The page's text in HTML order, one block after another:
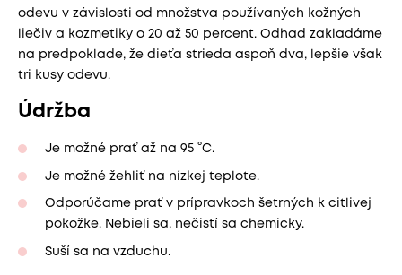
odevu v závislosti od množstva používaných kožných
liečiv a kozmetiky o 20 až 50 percent. Odhad zakladáme
na predpoklade, že dieťa strieda aspoň dva, lepšie však
tri kusy odevu.
Údržba
Je možné prať až na 95 °C.
Je možné žehliť na nízkej teplote.
Odporúčame prať v prípravkoch šetrných k citlivej
pokožke. Nebieli sa, nečistí sa chemicky.
Suší sa na vzduchu.